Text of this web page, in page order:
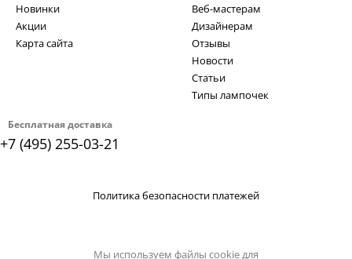
Бесплатная доставка
+7 (495) 255-03-21
Новинки
Акции
Карта сайта
Веб-мастерам
Дизайнерам
Отзывы
Новости
Статьи
Типы лампочек
Политика безопасности платежей
Мы используем файлы cookie для